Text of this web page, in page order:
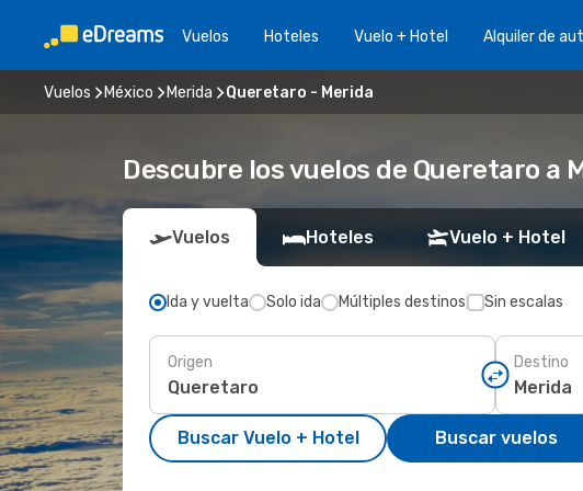
Vuelos Hoteles Vuelo + Hotel Alquiler de
Vuelos México Merida Queretaro - Merida
Descubre los vuelos de Queretaro a
Vuelos Hoteles Vuelo + Hotel
Ida y vuelta Solo ida Múltiples destinos Sin escalas
Origen Destino
Buscar Vuelo + Hotel Buscar vuelos